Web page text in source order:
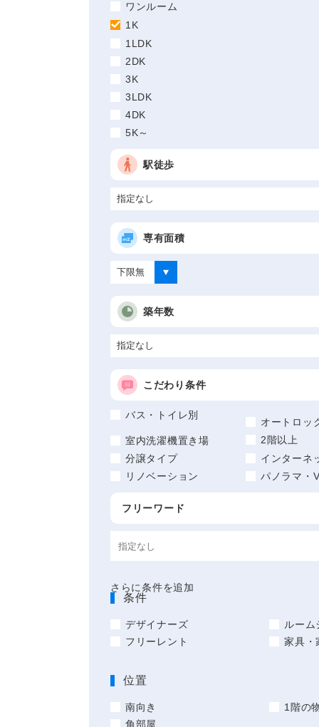
ワンルーム
1K
1LDK
2DK
3K
3LDK
4DK
5K～
駅徒歩
専有面積
築年数
こだわり条件
バス・トイレ別
オートロッ
室内洗濯機置き場
2階以上
分譲タイプ
インターネ
リノベーション
パノラマ・
フリーワード
さらに条件を追加
条件
デザイナーズ
ルーム
フリーレント
家具・
位置
南向き
1階の
角部屋